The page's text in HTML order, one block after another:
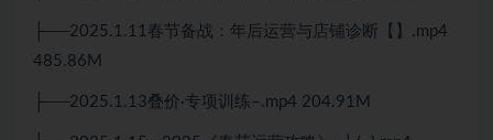
├──2025.1.11春节备战：年后运营与店铺诊断【】.mp4
485.86M
├──2025.1.13叠价·专项训练–.mp4 204.91M